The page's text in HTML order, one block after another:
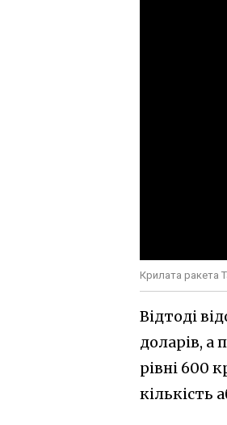
Крилата ракета
Відтоді
доларів, а
рівні 600
кількість